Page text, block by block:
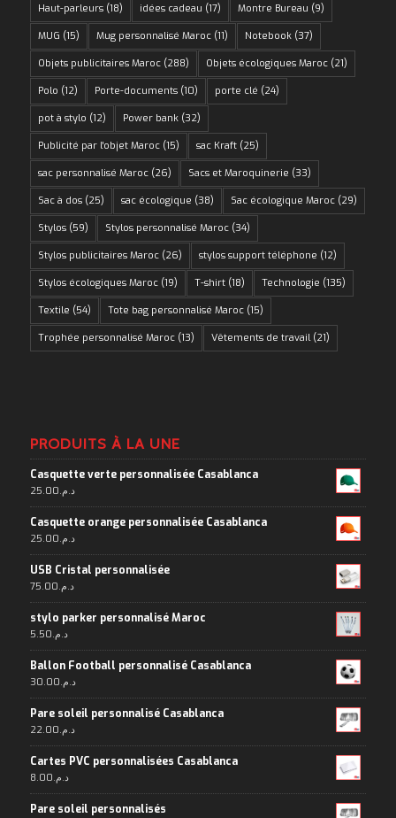
Haut-parleurs(18) idées cadeau (17) Montre Bureau (9)
MUG (15) Mug personnalisé Maroc(11) Notebook(37)
Objets publicitaires Maroc(288) Objets écologiques Maroc(21)
Polo (12) Porte-documents(10) porte clé (24)
pot à stylo (12) Power bank(32)
Publicité par l'objet Maroc(15) sac Kraft(25)
sac personnalisé Maroc(26) Sacs et Maroquinerie (33)
Sac à dos(25) sac écologique (38) Sac écologique Maroc(29)
Stylos(59) Stylos personnalisé Maroc(34)
Stylos publicitaires Maroc(26) stylos support téléphone (12)
Stylos écologiques Maroc(19) T-shirt(18) Technologie (135)
Textile (54) Tote bag personnalisé Maroc(15)
Trophée personnalisé Maroc(13) Vêtements de travail(21)
PRODUITS À LA UNE
Casquette verte personnalisée Casablanca
د.م.25.00
Casquette orange personnalisée Casablanca
د.م.25.00
USB Cristal personnalisée
د.م.75.00
stylo parker personnalisé Maroc
د.م.5.50
Ballon Football personnalisé Casablanca
د.م.30.00
Pare soleil personnalisé Casablanca
د.م.22.00
Cartes PVC personnalisées Casablanca
د.م.8.00
Pare soleil personnalisés